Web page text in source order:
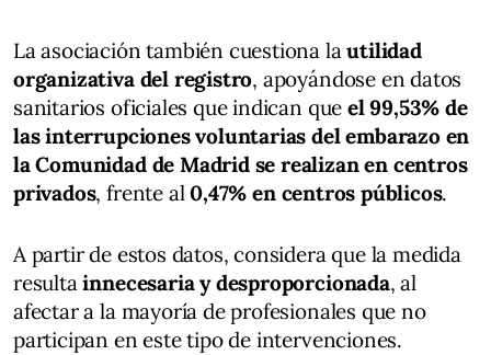
La asociación también cuestiona lautilidad
organizativa del registro, apoyándose en datos
sanitarios oficiales que indican que el 99,53% de
las interrupciones voluntarias del embarazo en
la Comunidad de Madrid se realizan en centros
privados, frente al0,47% en centros públicos.
A partir de estos datos, considera que la medida
resultainnecesaria y desproporcionada, al
afectar a la mayoría de profesionales que no
participan en este tipo de intervenciones.